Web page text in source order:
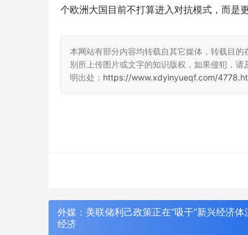
个欧洲大国目前不打算进入对抗模式，而是
本网站有部分内容均转载自其它媒体，转载目
别所上传图片或文字的知识版权，如果侵犯，
明出处： https://www.xdyinyueqf.com/
外媒：美联储利己政策正在“吸干”新兴经济体
经济